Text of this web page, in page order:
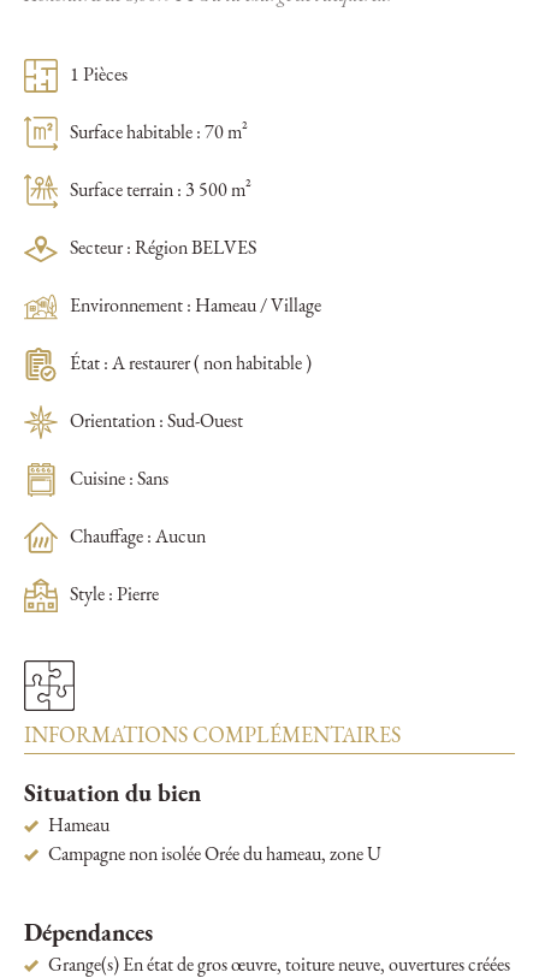
1 Pièces
Surface habitable : 70 m²
Surface terrain : 3 500 m²
Secteur : Région BELVES
Environnement : Hameau / Village
État : A restaurer ( non habitable )
Orientation : Sud-Ouest
Cuisine : Sans
Chauffage : Aucun
Style : Pierre
INFORMATIONS COMPLÉMENTAIRES
Situation du bien
Hameau
Campagne non isolée Orée du hameau, zone U
Dépendances
Grange(s) En état de gros œuvre, toiture neuve, ouvertures créées